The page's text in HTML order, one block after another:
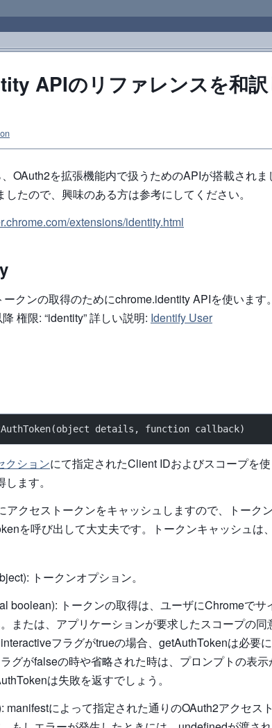
APIのリファレンスを和
OAuth2を拡張機能内で扱うためのAPIが搭載されま
たので、興味のある方は参考にしてください。
extensions/identity.html
クンの取得のためにchrome.identity APIを使います
権限: “identity” 詳しい説明: Identify User
details, function callback)
クションにて指定されたClient IDおよびスコープを
ます。
アクセストークンをキャッシュしますので、トーク
を呼び出して大丈夫です。トークンキャッシュは
トークンオプション。
boolean): トークンの取得は、ユーザにChromeでサ
または、アプリケーションが要求したスコープの同
フラグがtrueの場合、getAuthTokenは必要
グがfalseの時や省略された時は、プロンプトの表示
は失敗を返すでしょう。
manifestによって指定された通りのOAuth2アクセス